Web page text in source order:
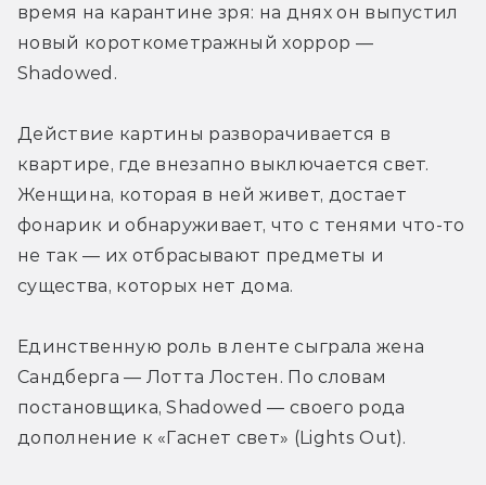
время на карантине зря: на днях он выпустил
новый короткометражный хоррор —
Shadowed.
Действие картины разворачивается в
квартире, где внезапно выключается свет.
Женщина, которая в ней живет, достает
фонарик и обнаруживает, что с тенями что-то
не так — их отбрасывают предметы и
существа, которых нет дома.
Единственную роль в ленте сыграла жена
Сандберга — Лотта Лостен. По словам
постановщика, Shadowed — своего рода
дополнение к «Гаснет свет» (Lights Out).